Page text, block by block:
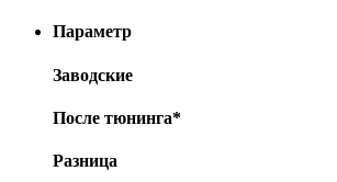
Параметр
Заводские
После тюнинга*
Разница